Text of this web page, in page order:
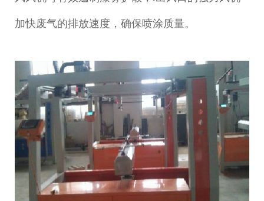
加快废气的排放速度，确保喷涂质量。